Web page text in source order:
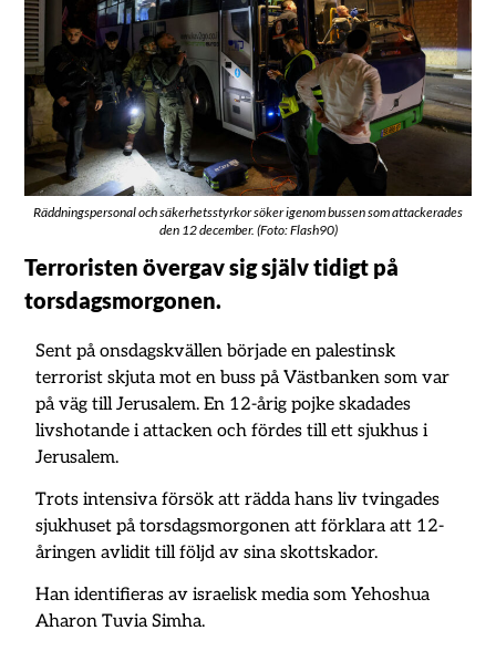
Räddningspersonal och säkerhetsstyrkor söker igenom bussen som attackerades
den 12 december. (Foto: Flash90)
Terroristen övergav sig själv tidigt på
torsdagsmorgonen.
Sent på onsdagskvällen började en palestinsk
terrorist skjuta mot en buss på Västbanken som var
på väg till Jerusalem. En 12-årig pojke skadades
livshotande i attacken och fördes till ett sjukhus i
Jerusalem.
Trots intensiva försök att rädda hans liv tvingades
sjukhuset på torsdagsmorgonen att förklara att 12-
åringen avlidit till följd av sina skottskador.
Han identifieras av israelisk media som Yehoshua
Aharon Tuvia Simha.